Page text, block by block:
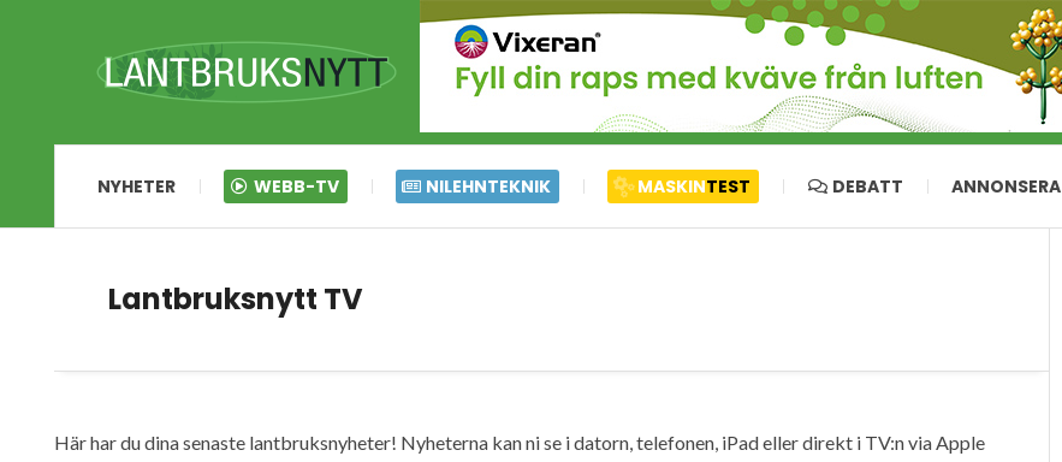
NYHETER WEBB-TV NILEHNTEKNIK MASKINTEST DEBATT ANNONSERA
Lantbruksnytt TV
Här har du dina senaste lantbruksnyheter! Nyheterna kan ni se i datorn, telefonen, iPad eller direkt i TV:n via Apple